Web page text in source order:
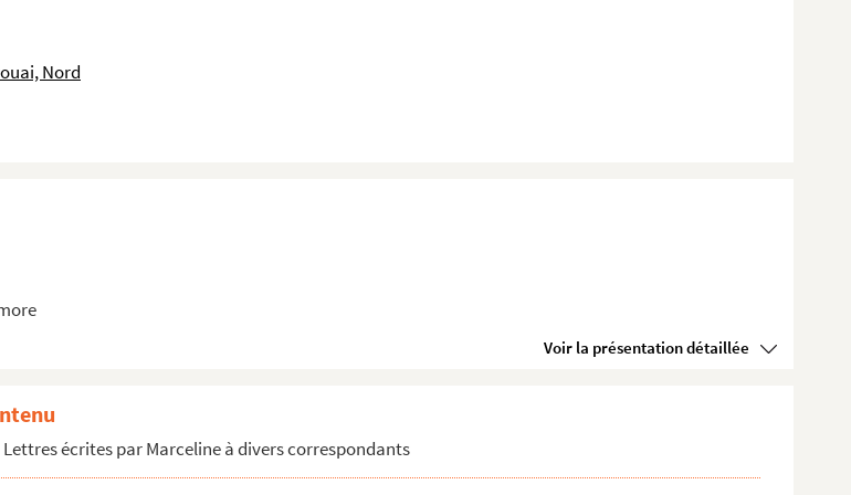
Nord
Voir la présentation détaillée
de Bordeaux
de Lyon
Lyon
de Lyon
de Lyon
de Paris
écrite de Paris
de Paris
écrite de Paris
Lettres écrites par Marceline à divers correspondants